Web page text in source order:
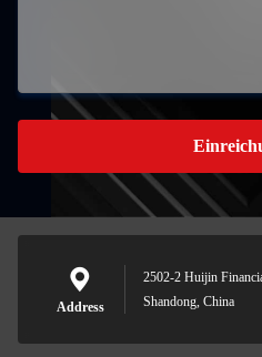
Address
2502-2 Huijin
Shandong, China